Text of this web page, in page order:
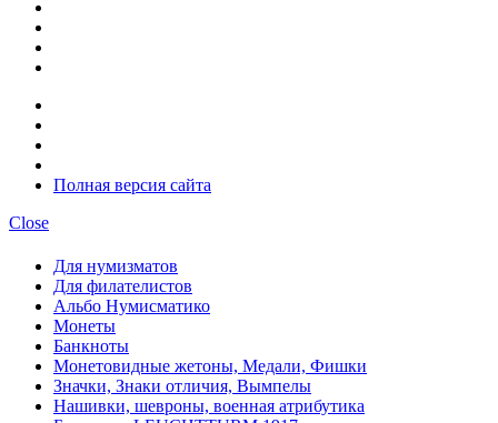
Полная версия сайта
Close
Для нумизматов
Для филателистов
Альбо Нумисматико
Монеты
Банкноты
Монетовидные жетоны, Медали, Фишки
Значки, Знаки отличия, Вымпелы
Нашивки, шевроны, военная атрибутика